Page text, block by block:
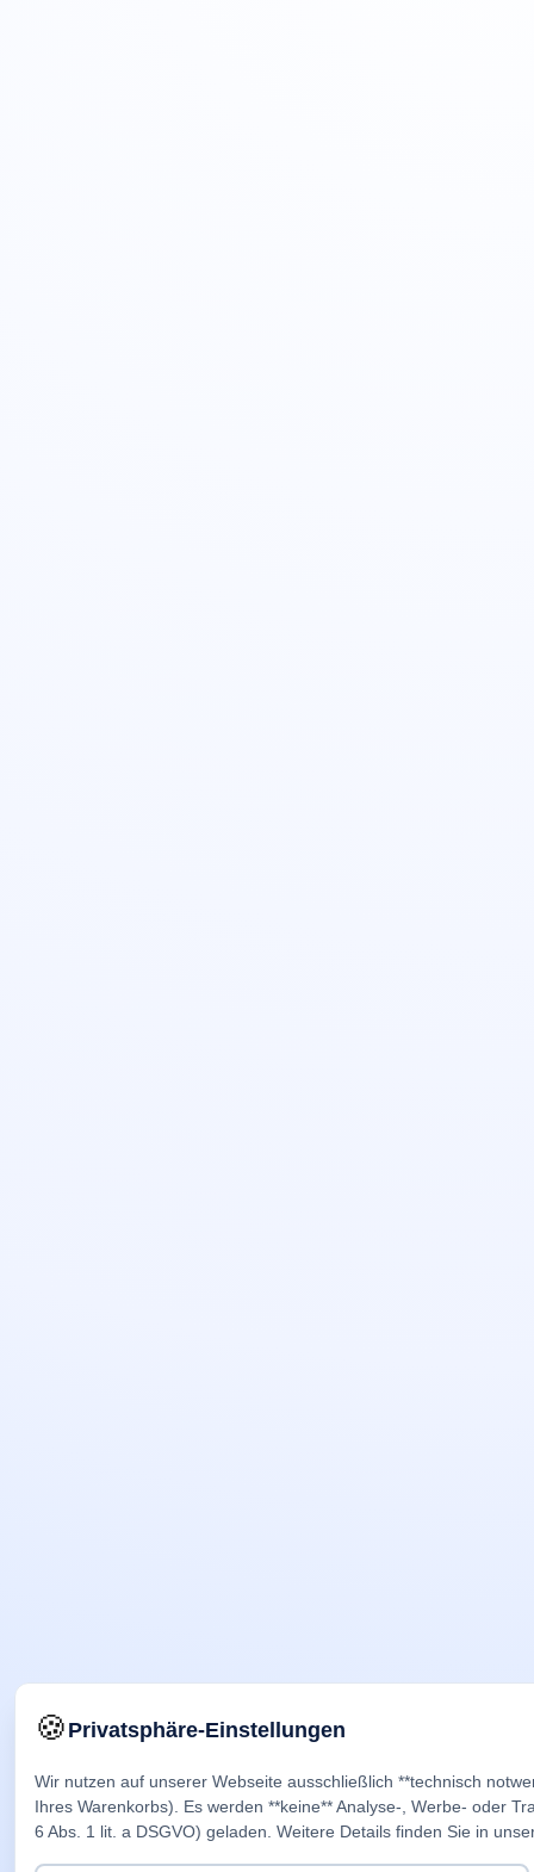
🍪Privatsphäre-Einstellungen
Wir nutzen auf unserer Webseite ausschließlich **technisch
Ihres Warenkorbs). Es werden **keine** Analyse-, Werbe- oder
6 Abs. 1 lit. a DSGVO) geladen. Weitere Details finden Sie in